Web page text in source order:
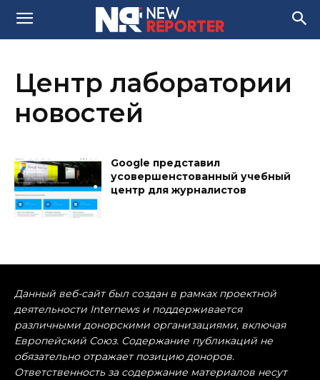
Центр лаборатории
новостей
Google представил
усовершенстованный учебный
центр для журналистов
Данный веб-сайт был создан в рамках проектной
деятельности Internews и поддерживается
различными донорскими организациями, включая
Европейский Союз. Содержание публикаций не
обязательно отражает позицию доноров.
Ответственность за содержание материалов несут